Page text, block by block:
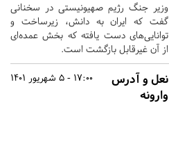
وزیر جنگ رژیم صهیونیستی در سخنانی
گفت که ایران به دانش،‌ زیرساخت و
توانایی‌های دست یافته که بخش عمده‌ای
از آن غیرقابل بازگشت است.
17:00 - 5 شهریور 1401
نعل و آدرس
وارونه